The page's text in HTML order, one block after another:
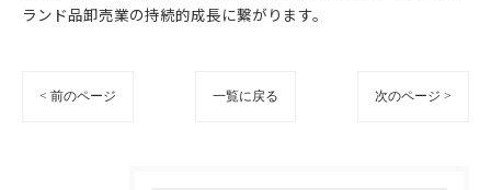
ランド品卸売業の持続的成長に繋がります。
< 前のページ 一覧に戻る 次のページ >